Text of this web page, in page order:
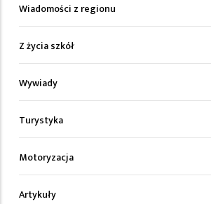
Wiadomości z regionu
Z życia szkół
Wywiady
Turystyka
Motoryzacja
Artykuły